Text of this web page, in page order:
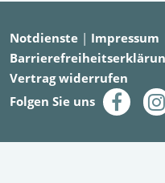
Notdienste | Impressum
Vertrag widerrufen
Folgen Sie uns